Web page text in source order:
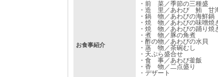
お食事紹介
・前 菜／季節の三種盛
・造 里／あわび 鮪 甘
・鍋 物／あわびの海鮮鍋
・焼 物／あわびの味噌焼
・焼 物／あわびの踊り焼
・煮 物／豚の角煮
・酢の物／あわびの水貝
・蒸 物／茶碗むし
・天ぷら盛合せ
・食 事／あわび釜飯
・香 物／二点盛り
・デザート